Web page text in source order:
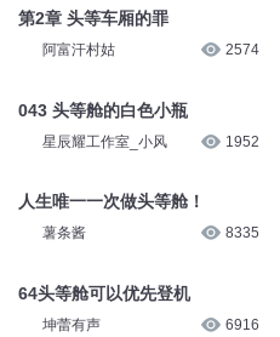
第2章 头等车厢的罪
阿富汗村姑 2574
043 头等舱的白色小瓶
星辰耀工作室_小风 1952
人生唯一一次做头等舱！
薯条酱 8335
64头等舱可以优先登机
坤蕾有声 6916